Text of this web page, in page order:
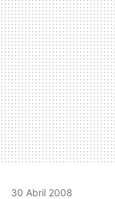
30 Abril 2008